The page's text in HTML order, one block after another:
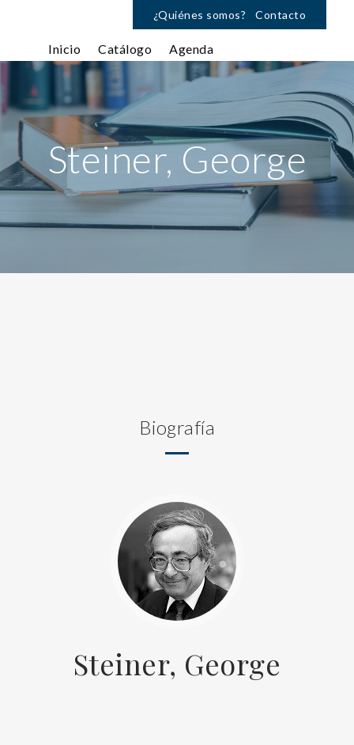
¿Quiénes somos? Contacto
Inicio Catálogo Agenda
Steiner, George
Biografía
Steiner, George